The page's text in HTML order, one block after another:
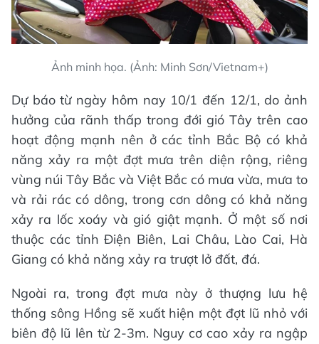
Ảnh minh họa. (Ảnh: Minh Sơn/Vietnam+)
Dự báo từ ngày hôm nay 10/1 đến 12/1, do ảnh
hưởng của rãnh thấp trong đới gió Tây trên cao
hoạt động mạnh nên ở các tỉnh Bắc Bộ có khả
năng xảy ra một đợt mưa trên diện rộng, riêng
vùng núi Tây Bắc và Việt Bắc có mưa vừa, mưa to
và rải rác có dông, trong cơn dông có khả năng
xảy ra lốc xoáy và gió giật mạnh. Ở một số nơi
thuộc các tỉnh Điện Biên, Lai Châu, Lào Cai, Hà
Giang có khả năng xảy ra trượt lở đất, đá.
Ngoài ra, trong đợt mưa này ở thượng lưu hệ
thống sông Hồng sẽ xuất hiện một đợt lũ nhỏ với
biên độ lũ lên từ 2-3m. Nguy cơ cao xảy ra ngập